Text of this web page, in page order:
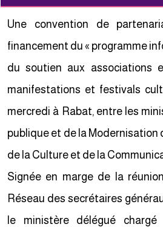
Une convention de
financement du « programme
du soutien aux associations
manifestations et festivals
mercredi à Rabat, entre les
publique et de la Modernisation
de la Culture et de la
Signée en marge de la
Réseau des secrétaires
le ministère délégué